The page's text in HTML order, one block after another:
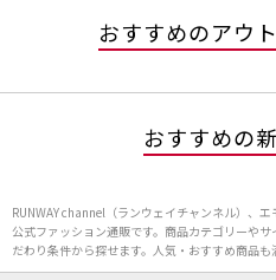
おすすめのアウ
おすすめの
RUNWAY channel（ランウェイチャンネル）、
公式ファッション通販です。商品カテゴリーや
だわり条件から探せます。人気・おすすめ商品も